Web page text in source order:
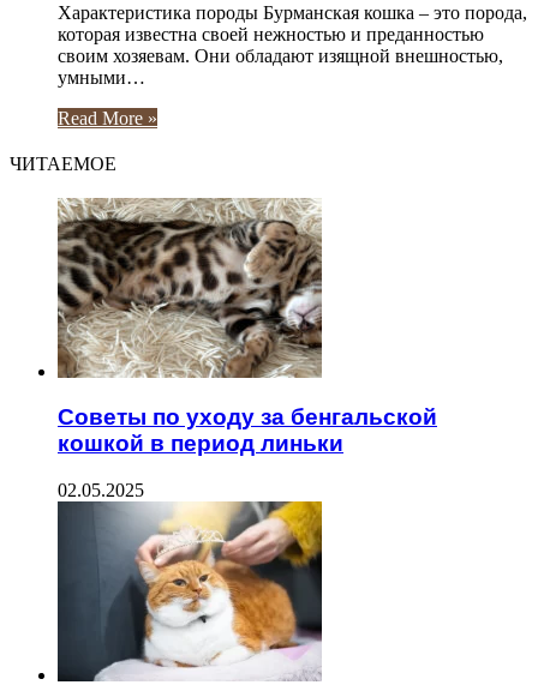
Характеристика породы Бурманская кошка – это порода,
которая известна своей нежностью и преданностью
своим хозяевам. Они обладают изящной внешностью,
умными…
Read More »
ЧИТАЕМОЕ
Советы по уходу за бенгальской
кошкой в период линьки
02.05.2025